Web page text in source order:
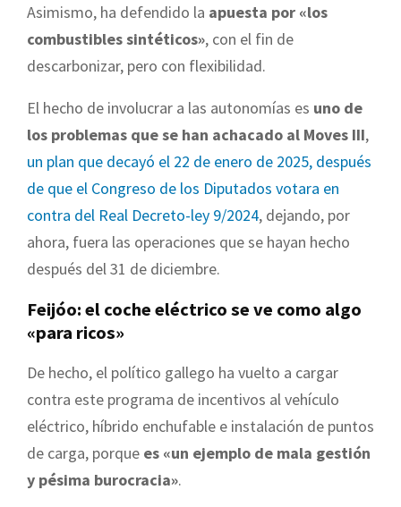
Asimismo, ha defendido la apuesta por «los
combustibles sintéticos», con el fin de
descarbonizar, pero con flexibilidad.
El hecho de involucrar a las autonomías es uno de
los problemas que se han achacado al Moves III,
un plan que decayó el 22 de enero de 2025, después
de que el Congreso de los Diputados votara en
contra del Real Decreto-ley 9/2024, dejando, por
ahora, fuera las operaciones que se hayan hecho
después del 31 de diciembre.
Feijóo: el coche eléctrico se ve como algo
«para ricos»
De hecho, el político gallego ha vuelto a cargar
contra este programa de incentivos al vehículo
eléctrico, híbrido enchufable e instalación de puntos
de carga, porque es «un ejemplo de mala gestión
y pésima burocracia».